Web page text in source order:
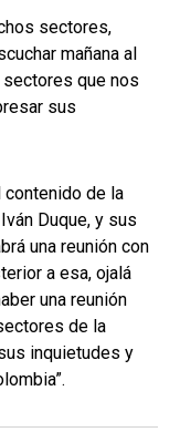
sectores,
mañana al
que nos
sus
contenido de la
Duque, y sus
una reunión con
a esa, ojalá
una reunión
de la
inquietudes y